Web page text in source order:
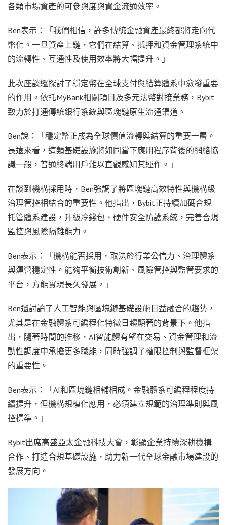
各類市場資產的可參與度與資金流通效率。
Ben表示：「我們相信，許多傳統金融資產最終都將走向代
幣化。一旦資產上鏈，它們在結算、抵押和資金管理系統中
的流轉性、互通性及使用效率將大幅提升。」
此次座談還探討了穩定幣在全球支付與結算體系中愈發重要
的作用。依托MyBank相關項目及多元法幣對接業務，Bybit
致力於打通傳統銀行系統與區塊鏈原生流通渠道。
Ben說：「穩定幣正成為全球價值流轉與結算的重要一層。
長遠來看，這類基礎設施將如同當下應用程序背後的網絡協
議一般，普通終端用戶難以直觀感知其運作。」
在談到機構採用時，Ben強調了將區塊鏈高效特性與機構級
治理管控相結合的重要性。他指出，Bybit正持續加碼合規
托管體系建設，升級冷錢包、硬件安全防護系統，完善合規
監控與風險隔離能力。
Ben表示：「機構能否採用，取決於行業公信力、治理體系
與運營穩定性。能夠平衡技術創新、風險管控與監管要求的
平台，方能實現長久發展。」
Ben還討論了人工智能與區塊鏈基礎設施日益融合的趨勢，
尤其是在金融體系可編程化特徵日趨顯著的背景下。他指
出，隨著時間的推移，AI智能體有望在交易、資金管理和流
動性調度中承擔更多職能，同時強調了權限控制與監督框架
的重要性。
Ben表示：「AI和區塊鏈相輔相成。金融體系可編程程度持
續提升，但機構規模化應用，必須建立規範的治理準則與風
控標準。」
Bybit出席高盛亞太金融科技大會，彰顯企業持續深耕機構
合作、打造合規基礎設施，助力新一代全球金融市場建設的
發展方向。